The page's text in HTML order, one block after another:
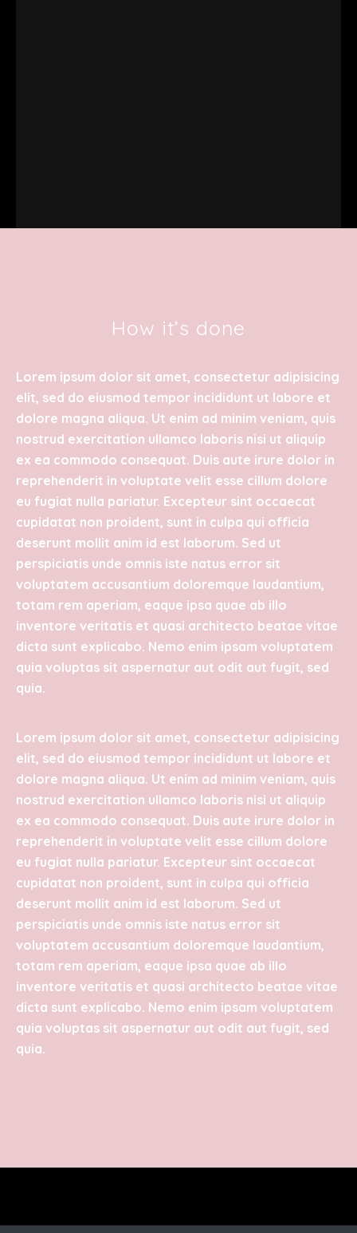
How it’s done
Lorem ipsum dolor sit amet, consectetur adipisicing
elit, sed do eiusmod tempor incididunt ut labore et
dolore magna aliqua. Ut enim ad minim veniam, quis
nostrud exercitation ullamco laboris nisi ut aliquip
ex ea commodo consequat. Duis aute irure dolor in
reprehenderit in voluptate velit esse cillum dolore
eu fugiat nulla pariatur. Excepteur sint occaecat
cupidatat non proident, sunt in culpa qui officia
deserunt mollit anim id est laborum. Sed ut
perspiciatis unde omnis iste natus error sit
voluptatem accusantium doloremque laudantium,
totam rem aperiam, eaque ipsa quae ab illo
inventore veritatis et quasi architecto beatae vitae
dicta sunt explicabo. Nemo enim ipsam voluptatem
quia voluptas sit aspernatur aut odit aut fugit, sed
quia.
Lorem ipsum dolor sit amet, consectetur adipisicing
elit, sed do eiusmod tempor incididunt ut labore et
dolore magna aliqua. Ut enim ad minim veniam, quis
nostrud exercitation ullamco laboris nisi ut aliquip
ex ea commodo consequat. Duis aute irure dolor in
reprehenderit in voluptate velit esse cillum dolore
eu fugiat nulla pariatur. Excepteur sint occaecat
cupidatat non proident, sunt in culpa qui officia
deserunt mollit anim id est laborum. Sed ut
perspiciatis unde omnis iste natus error sit
voluptatem accusantium doloremque laudantium,
totam rem aperiam, eaque ipsa quae ab illo
inventore veritatis et quasi architecto beatae vitae
dicta sunt explicabo. Nemo enim ipsam voluptatem
quia voluptas sit aspernatur aut odit aut fugit, sed
quia.